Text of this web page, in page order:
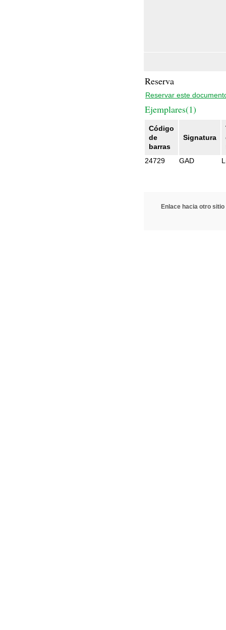
Reserva
Reservar este
Ejemplares(1)
Código
de
barras
Signatura
24729
GAD
Enlace hacia otro sitio